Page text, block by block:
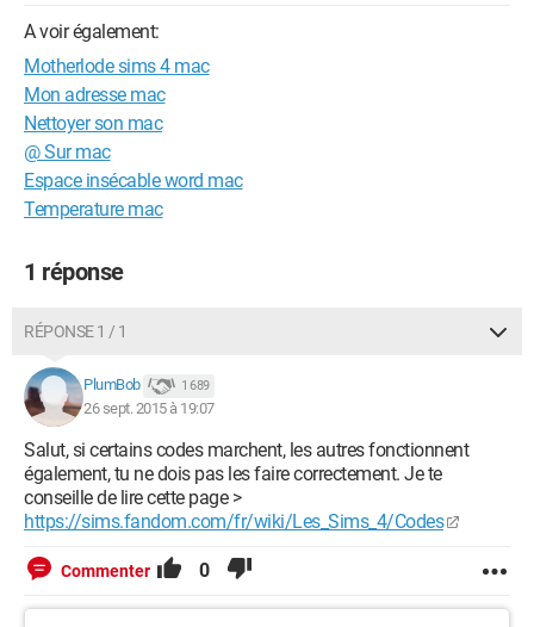
A voir également:
Motherlode sims 4 mac
Mon adresse mac
Nettoyer son mac
@ Sur mac
Espace insécable word mac
Temperature mac
1 réponse
RÉPONSE 1 / 1
PlumBob 1 689
26 sept. 2015 à 19:07
Salut, si certains codes marchent, les autres fonctionnent
également, tu ne dois pas les faire correctement. Je te
conseille de lire cette page >
https://sims.fandom.com/fr/wiki/Les_Sims_4/Codes
Commenter 0